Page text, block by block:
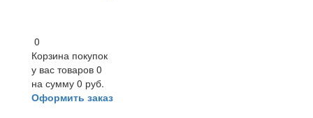
0
Корзина покупок
у вас товаров 0
на сумму 0 руб.
Оформить заказ